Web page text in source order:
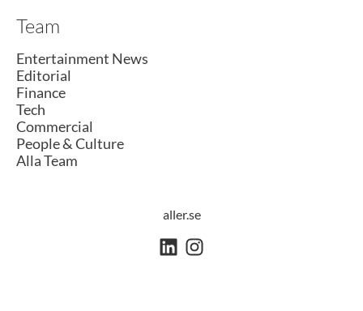
Team
Entertainment News
Editorial
Finance
Tech
Commercial
People & Culture
Alla Team
aller.se